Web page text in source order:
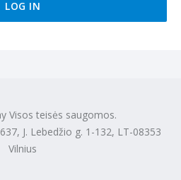
Visos teisės saugomos.
J. Lebedžio g. 1-132, LT-08353
Vilnius